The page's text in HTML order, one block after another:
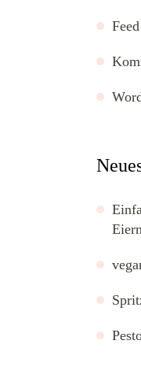
Eiern